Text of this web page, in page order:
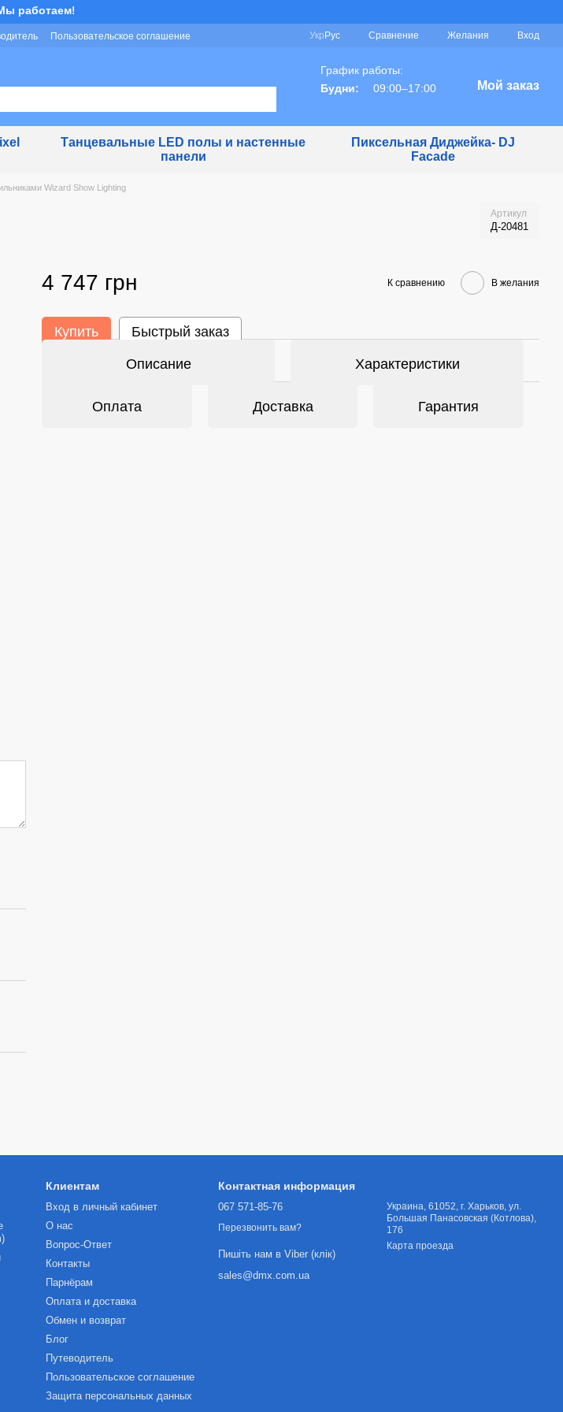
Пользовательское соглашение
Укр Рус Сравнение Желания Вход
График работы:
Будни:
09:00–17:00 Мой заказ
Танцевальные LED полы и настенные
панели
Пиксельная Диджейка- DJ
Facade
Wizard Show Lighting
Артикул
Д-20481
4 747 грн К сравнению В желания
Купить Быстрый заказ
Описание Характеристики
Оплата Доставка Гарантия
Клиентам
Вход в личный кабинет
О нас
Вопрос-Ответ
Контакты
Парнёрам
Оплата и доставка
Обмен и возврат
Блог
Путеводитель
Пользовательское соглашение
Защита персональных данных
Контактная информация
067 571-85-76
Перезвонить вам?
Пишіть нам в Viber (клік)
sales@dmx.com.ua
Украина, 61052, г. Харьков, ул.
Большая Панасовская (Котлова),
176
Карта проезда